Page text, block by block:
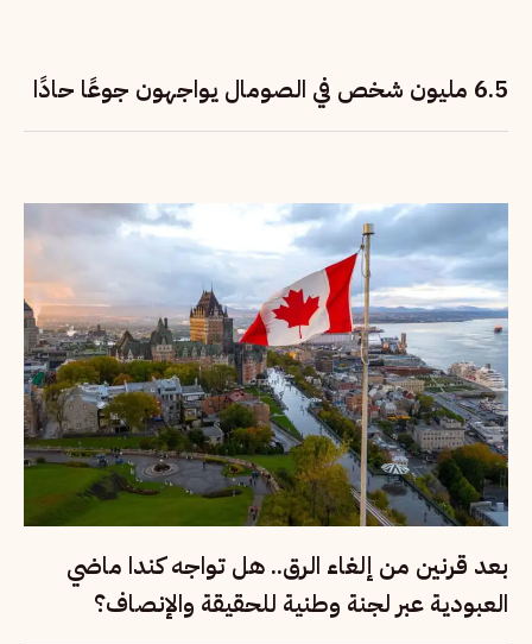
6.5 مليون شخص في الصومال يواجهون جوعًا حادًا
بعد قرنين من إلغاء الرق.. هل تواجه كندا ماضي
العبودية عبر لجنة وطنية للحقيقة والإنصاف؟